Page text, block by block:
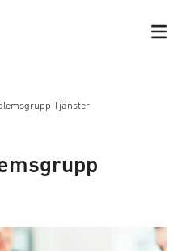
Tjänster
on contract